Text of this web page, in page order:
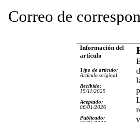
Correo de
Información del
artículo
Tipo de artículo:
Artículo original
Recibido:
15/11/2025
Aceptado:
06/01/2026
Publicado: